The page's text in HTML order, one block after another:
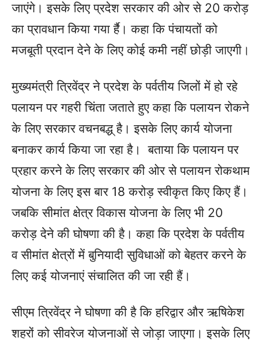
जाएंगे। इसके लिए प्रदेश सरकार की ओर से 20 करोड़
का प्रावधान किया गया र्है। कहा कि पंचायतों को
मजबूती प्रदान देने के लिए कोई कमी नहीं छोड़ी जाएगी।
मुख्यमंत्री त्रिवेंद्र ने प्रदेश के पर्वतीय जिलों में हो रहे
पलायन पर गहरी चिंता जताते हुए कहा कि पलायन रोकने
के लिए सरकार वचनबद्ध् है। इसके लिए कार्य योजना
बनाकर कार्य किया जा रहा है। बताया कि पलायन पर
प्रहार करने के लिए सरकार की ओर से पलायन रोकथाम
योजना के लिए इस बार 18 करोड़ स्वीकृत किए किए हैं।
जबकि सीमांत क्षेत्र विकास योजना के लिए भी 20
करोड़ देने की घोषणा की है। कहा कि प्रदेश के पर्वतीय
व सीमांत क्षेत्रों में बुनियादी सुविधाओं को बेहतर करने के
लिए कई योजनाएं संचालित की जा रही हैं।
सीएम त्रिवेंद्र ने घोषणा की है कि हरिद्वार और ऋषिकेश
शहरों को सीवरेज योजनाओं से जोड़ा जाएगा। इसके लिए